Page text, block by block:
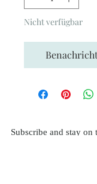
Nicht verfügbar
Subscribe and stay